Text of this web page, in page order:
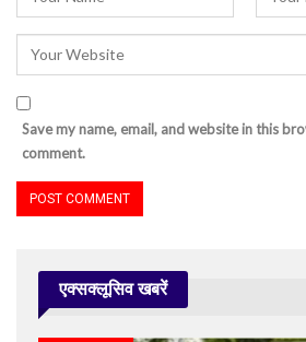
Save my name, email, and website in this
comment.
एक्सक्लूसिव खबरें